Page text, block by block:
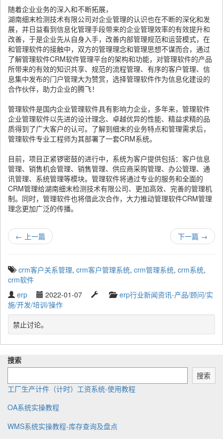
随着企业业务的深入和不断拓展，
湖南细末检测技术有限公司对企业管理的认识也在不断的深化和发
展，并日益看到信息化管理手段带来的企业管理效率的有效提升和
改善，于是企业先从自身入手，改善内部管理规范和运营模式，在
和管理软件的接触中，双方的管理理念和管理思想不谋而合，通过
了解管理软件CRM软件管理平台的架构和功能，对管理软件的产品
所带来的有效的知识共享、规范的流程管理、有序的客户管理、信
息集中发布的门户管理大为赞赏，选择管理软件作为信息化建设的
合作伙伴，助力企业的腾飞！
管理软件是国内企业管理软件具有影响力企业，多年来，管理软件
企业管理软件以先进的设计理念、卓越优异的性能、精益求精的品
质得到了广大客户的认可。了解到细末的业务特点和管理需求后，
管理软件专业工程师为其部署了一套CRM系统。
目前，项目正紧锣密鼓的进行中，系统为客户提供包括：客户信息
管理、销售机会管理、销售管理、供应商采购管理、办公管理、通
讯管理、系统管理等模块。管理软件将通过专业的服务和全面的
CRM管理给湖南细末检测技术有限公司、更加高效、完善的管理机
制。同时，管理软件也将借此次合作，大力推动管理软件CRM管理
理念更加广泛的传播。
← 上一篇 下一篇 →
T
a
g
e
d
w
h
:
crm客户关系管理, crm客户管理系统, crm管理系统, crm系统,
crm软件
W
r
i
t
t
e
n
b
erp
P
u
b
i
s
2022-01-07
s
u
p
e
C
t
g
o
erp行业新闻资讯-产品/顾问/实
施/开发/培训/操作
禁止讨论。
搜索
搜索
工厂生产计件（计时）工资系统-使用教程
OA系统实操教程
WMS系统实操教程-库存查询及盘点